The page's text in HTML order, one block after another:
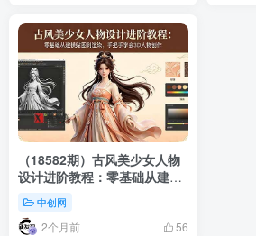
（18582期）古风美少女人物
设计进阶教程：零基础从建模
贴图到渲染，手把手学会3D人
物创作
中创网
2个月前 56